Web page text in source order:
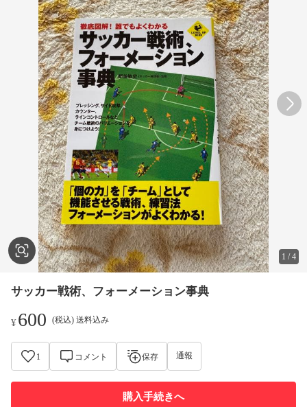
1 /4
サッカー戦術、フォーメーション事典
¥600 (税込) 送料込み
1 コメント 保存 通報
購入手続きへ